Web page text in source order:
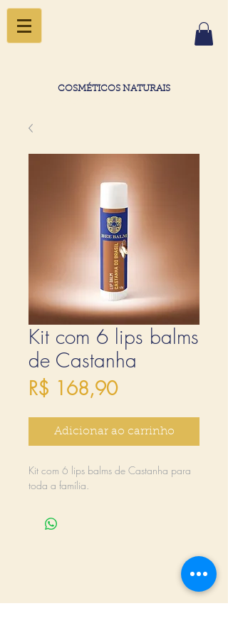
COSMÉTICOS NATURAIS
Kit com 6 lips balms
de Castanha
R$ 168,90Preço
Adicionar ao carrinho
Kit com 6 lips balms de Castanha para
toda a família.